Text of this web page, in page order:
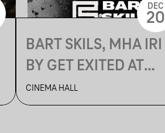
BART SKILS, MHA IRI
BY GET EXITED AT
CINEMA HALL
CINEMA HALL
DEC
20